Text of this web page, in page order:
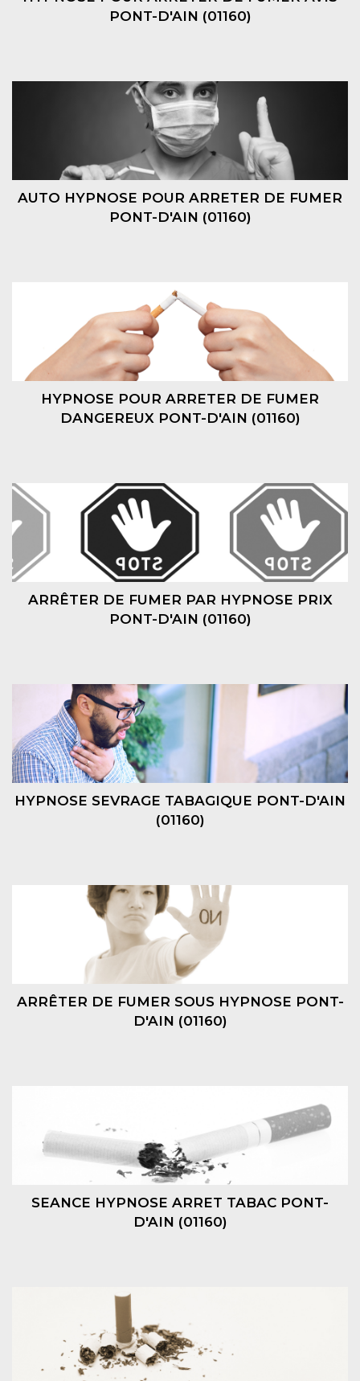
PONT-D'AIN (01160)
AUTO HYPNOSE POUR ARRETER DE FUMER
PONT-D'AIN (01160)
HYPNOSE POUR ARRETER DE FUMER
DANGEREUX PONT-D'AIN (01160)
ARRÊTER DE FUMER PAR HYPNOSE PRIX
PONT-D'AIN (01160)
HYPNOSE SEVRAGE TABAGIQUE PONT-D'AIN
(01160)
ARRÊTER DE FUMER SOUS HYPNOSE PONT-
D'AIN (01160)
SEANCE HYPNOSE ARRET TABAC PONT-
D'AIN (01160)